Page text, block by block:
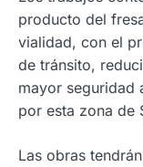
producto del
vialidad, con el
de tránsito,
mayor seguridad
por esta zona de
Las obras